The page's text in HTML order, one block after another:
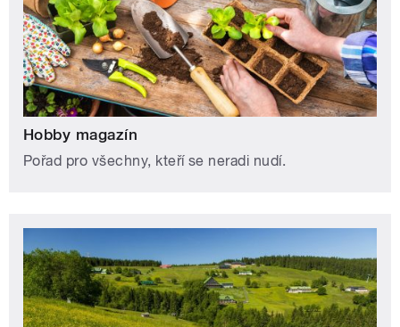
Hobby magazín
Pořad pro všechny, kteří se neradi nudí.